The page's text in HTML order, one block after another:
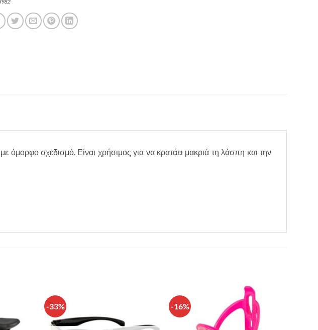
όμορφο σχεδισμό. Είναι χρήσιμος για να κρατάει μακριά τη λάσπη και την
επιθυμιών
-33% -16%
Πρόσθήκη
στην λίστα
επιθυμιών